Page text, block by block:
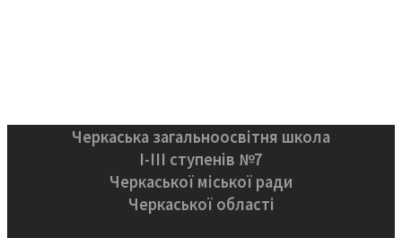
Черкаська загальноосвітня школа
І-ІІІ ступенів №7
Черкаської міської ради
Черкаської області